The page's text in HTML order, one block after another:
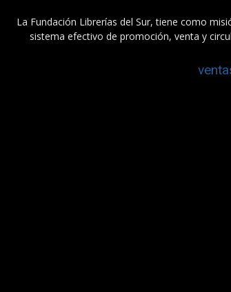
La Fundación Librerías del Sur, tiene como
sistema efectivo de promoción, venta y